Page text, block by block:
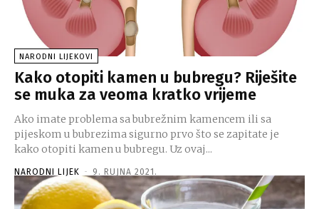
NARODNI LIJEKOVI
Kako otopiti kamen u bubregu? Riješite
se muka za veoma kratko vrijeme
Ako imate problema sa bubrežnim kamencem ili sa
pijeskom u bubrezima sigurno prvo što se zapitate je
kako otopiti kamen u bubregu. Uz ovaj...
NARODNI LIJEK - 9. RUJNA 2021.